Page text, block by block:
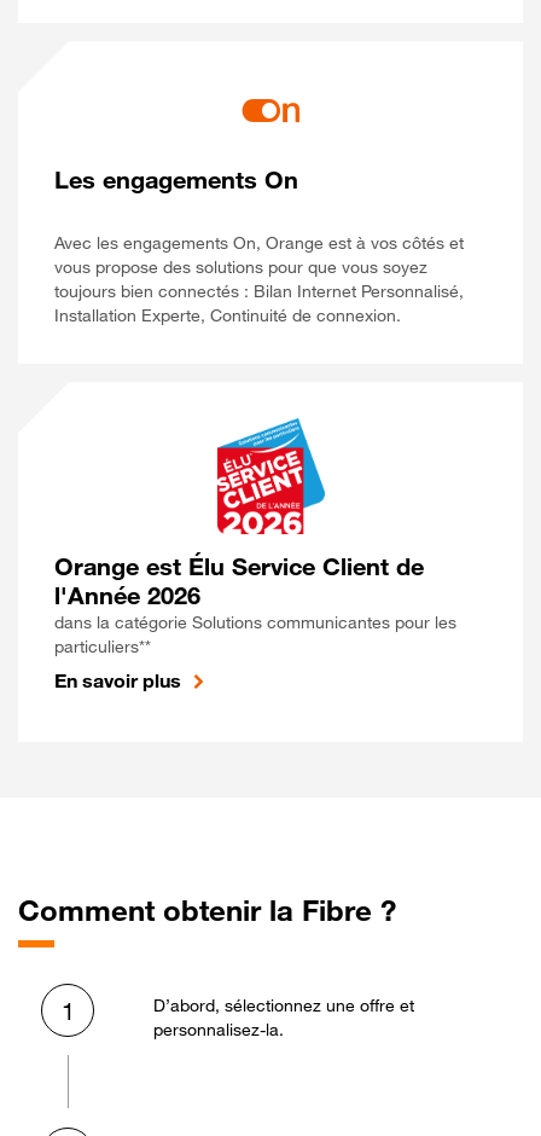
Les engagements On
Avec les engagements On, Orange est à vos côtés et
vous propose des solutions pour que vous soyez
toujours bien connectés : Bilan Internet Personnalisé,
Installation Experte, Continuité de connexion.
Orange est Élu Service Client de
l'Année 2026
dans la catégorie Solutions communicantes pour les
particuliers**
En savoir plus
Comment obtenir la Fibre ?
1
D’abord, sélectionnez une offre et
personnalisez-la.